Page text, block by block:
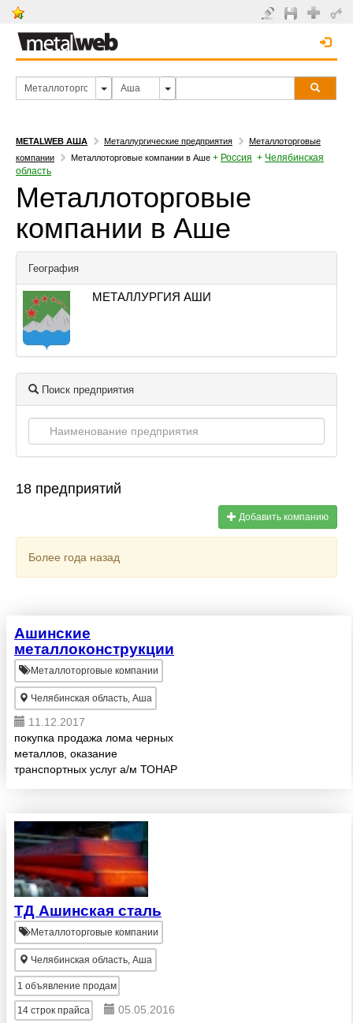
METALWEB АША Металлургические предприятия
Металлоторговые
компании
Металлоторговые компании в Аше + Россия + Челябинская
область
Металлоторговые
компании в Аше
География
МЕТАЛЛУРГИЯ АШИ
Поиск предприятия
18 предприятий
Добавить компанию
Более года назад
Ашинские
металлоконструкции
Металлоторговые компании
Челябинская область, Аша
11.12.2017
покупка продажа лома черных
металлов, оказание
транспортных услуг а/м ТОНАР
ТД Ашинская сталь
Металлоторговые компании
Челябинская область, Аша
1 объявление продам
14 строк прайса
05.05.2016